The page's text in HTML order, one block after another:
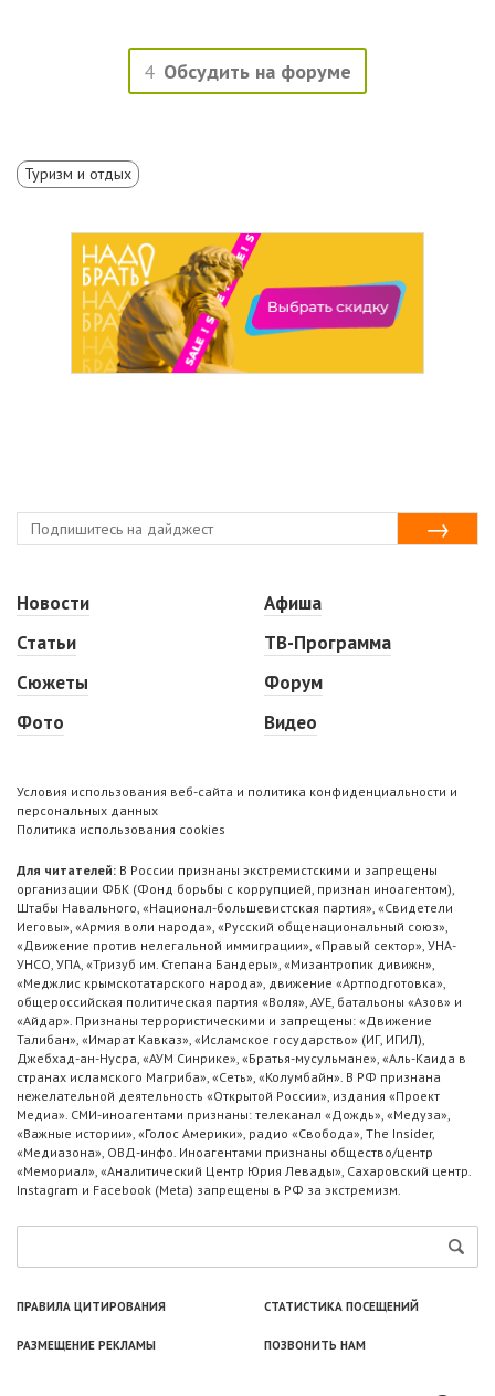
4 Обсудить на форуме
Туризм и отдых
Новости
Статьи
Сюжеты
Фото
Афиша
ТВ-Программа
Форум
Видео
Условия использования веб-сайта и политика конфиденциальности и
персональных данных
Политика использования cookies
Для читателей: В России признаны экстремистскими и запрещены
организации ФБК (Фонд борьбы с коррупцией, признан иноагентом),
Штабы Навального, «Национал-большевистская партия», «Свидетели
Иеговы», «Армия воли народа», «Русский общенациональный союз»,
«Движение против нелегальной иммиграции», «Правый сектор», УНА-
УНСО, УПА, «Тризуб им. Степана Бандеры», «Мизантропик дивижн»,
«Меджлис крымскотатарского народа», движение «Артподготовка»,
общероссийская политическая партия «Воля», АУЕ, батальоны «Азов» и
«Айдар». Признаны террористическими и запрещены: «Движение
Талибан», «Имарат Кавказ», «Исламское государство» (ИГ, ИГИЛ),
Джебхад-ан-Нусра, «АУМ Синрике», «Братья-мусульмане», «Аль-Каида в
странах исламского Магриба», «Сеть», «Колумбайн». В РФ признана
нежелательной деятельность «Открытой России», издания «Проект
Медиа». СМИ-иноагентами признаны: телеканал «Дождь», «Медуза»,
«Важные истории», «Голос Америки», радио «Свобода», The Insider,
«Медиазона», ОВД-инфо. Иноагентами признаны общество/центр
«Мемориал», «Аналитический Центр Юрия Левады», Сахаровский центр.
Instagram и Facebook (Metа) запрещены в РФ за экстремизм.
ПРАВИЛА ЦИТИРОВАНИЯ СТАТИСТИКА ПОСЕЩЕНИЙ
РАЗМЕЩЕНИЕ РЕКЛАМЫ ПОЗВОНИТЬ НАМ